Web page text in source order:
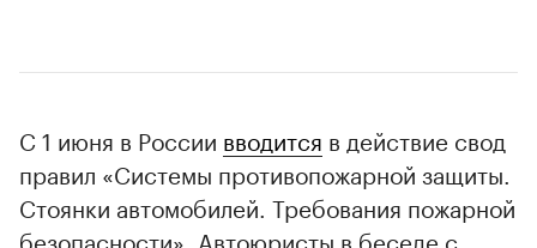
С 1 июня в России вводится в действие свод
правил «Системы противопожарной защиты.
Стоянки автомобилей. Требования пожарной
безопасности». Автоюристы в беседе с